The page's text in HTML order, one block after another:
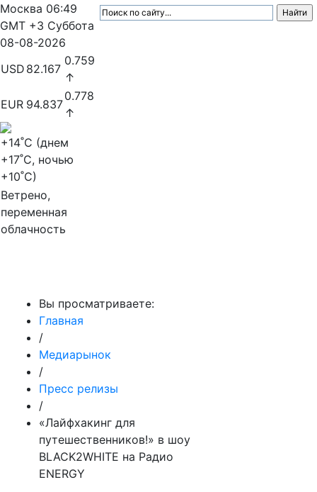
Москва 06:49
GMT +3 Суббота
08-08-2026
USD 82.167
0.759
↑
EUR 94.837
0.778
↑
+14˚C (днем
+17˚C, ночью
+10˚C)
Ветрено,
переменная
облачность
Вы просматриваете:
Главная
/
Медиарынок
/
Пресс релизы
/
«Лайфхакинг для
путешественников!» в шоу
BLACK2WHITE на Радио
ENERGY